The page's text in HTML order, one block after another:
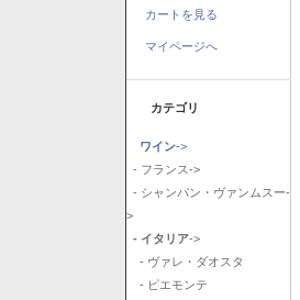
カートを見る
マイページへ
カテゴリ
ワイン->
- フランス->
- シャンパン・ヴァンムスー-
>
- イタリア->
- ヴァレ・ダオスタ
- ピエモンテ